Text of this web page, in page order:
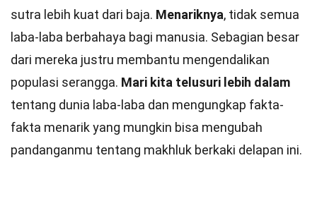
sutra lebih kuat dari baja. Menariknya, tidak semua
laba-laba berbahaya bagi manusia. Sebagian besar
dari mereka justru membantu mengendalikan
populasi serangga. Mari kita telusuri lebih dalam
tentang dunia laba-laba dan mengungkap fakta-
fakta menarik yang mungkin bisa mengubah
pandanganmu tentang makhluk berkaki delapan ini.